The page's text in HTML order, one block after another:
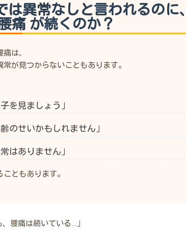
は異常なしと言われるのに、
痛 が続くのか？
は、
常が見つからないこともあります。
子を見ましょう」
齢のせいかもしれません」
常はありません」
こともあります。
、腰痛は続いている…」